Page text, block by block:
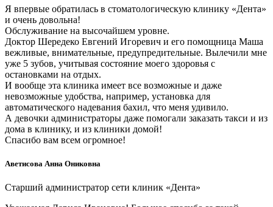
Я впервые обратилась в стоматологическую клинику «Дента»
и очень довольна!
Обслуживание на высочайшем уровне.
Доктор Шередеко Евгений Игоревич и его помощница Маша
вежливые, внимательные, предупредительные. Вылечили мне
уже 5 зубов, учитывая состояние моего здоровья с
остановками на отдых.
И вообще эта клиника имеет все возможные и даже
невозможные удобства, например, установка для
автоматического надевания бахил, что меня удивило.
А девочки администраторы даже помогали заказать такси и из
дома в клинику, и из клиники домой!
Спасибо вам всем огромное!
Аветисова Анна Ониковна
Старший администратор сети клиник «Дента»